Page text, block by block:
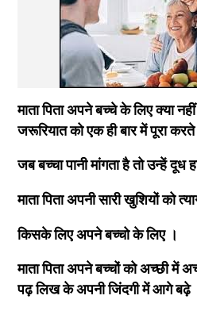
माता पिता अपने बच्चे के लिए क्या
जरूरियात को एक ही बार में पूरा
जब बच्चा पानी मांगता है तो उन्हें दूध
माता पिता अपनी सारी खुशियों को
किसके लिए अपने बच्चो के लिए ।
माता पिता अपने बच्चों को अच्छी में
पढ़ लिख के अपनी जिंदगी में आगे बढ़े